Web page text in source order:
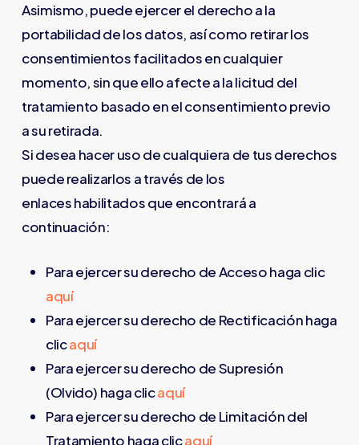
Asimismo, puede ejercer el derecho a la
portabilidad de los datos, así como retirar los
consentimientos facilitados en cualquier
momento, sin que ello afecte a la licitud del
tratamiento basado en el consentimiento previo
a su retirada.
Si desea hacer uso de cualquiera de tus derechos
puede realizarlos a través de los
enlaces habilitados que encontrará a
continuación:
Para ejercer su derecho de Acceso haga clic
aquí
Para ejercer su derecho de Rectificación haga
clicaquí
Para ejercer su derecho de Supresión
(Olvido) haga clicaquí
Para ejercer su derecho de Limitación del
Tratamiento haga clicaquí